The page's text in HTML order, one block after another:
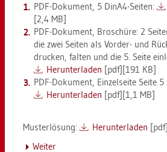
PDF-Do­ku­ment, 5 DinA4-Sei­ten:
[2,4 MB]
PDF-Do­ku­ment, Bro­schü­re: 2
die zwei Sei­ten als Vor­der- und
dru­cken, fal­ten und die 5. Seite
Her­un­ter­la­den [pdf][191 KB]
PDF-Do­ku­ment, Ein­zel­sei­te Seite
Her­un­ter­la­den [pdf][1,1 MB]
Mus­ter­lö­sung: Her­un­ter­la­den
Wei­ter